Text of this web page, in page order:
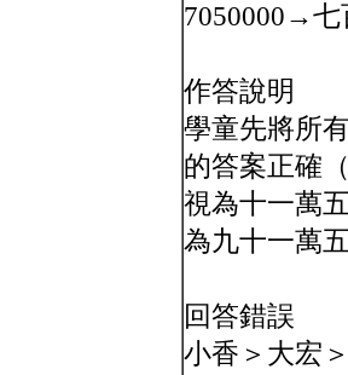
7050000→七
作答說明
學童先將所
的答案正確
視為十一萬
為九十一萬
回答錯誤
小香＞大宏